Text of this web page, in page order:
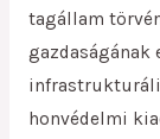
tagállam
gazdaságának
honvédelmi